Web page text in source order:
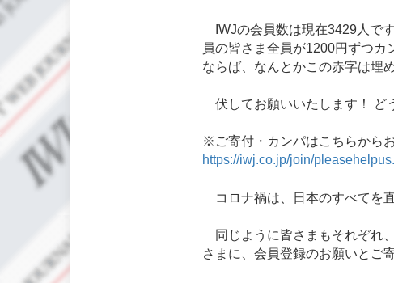
IWJの会員数は現在3429人で
員の皆さま全員が1200円ずつ
ならば、なんとかこの赤字は埋
伏してお願いいたします！ ど
※ご寄付・カンパはこちらから
https://iwj.co.jp/join/
コロナ禍は、日本のすべてを
同じように皆さまもそれぞれ
さまに、会員登録のお願いとご